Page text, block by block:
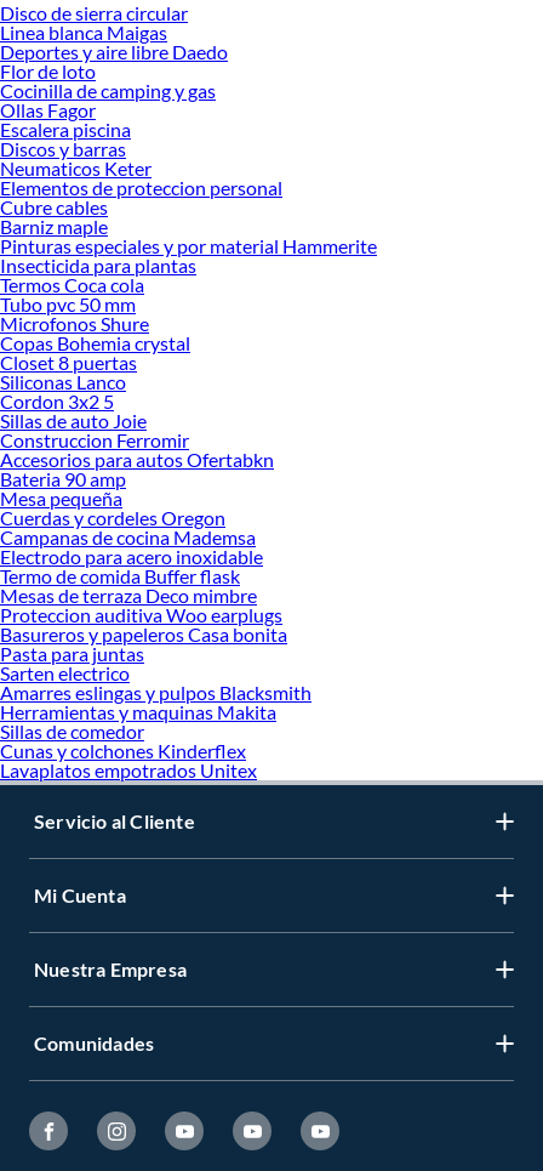
Desde remodelaciones hasta proyectos de decoración, estamos aquí para hacer
tus ideas realidad. ¡Visítanos y encuentra todo lo que tenemos para ofrecerte en
Accesorios de Parrillas!
Explora la variedad de productos de Accesorios de Parrillas en Sodimac
Herramientas, materiales y accesorios de calidad para tus proyectos y
renovación de espacios. ¡Visítanos y descubre todo lo que tenemos para
ofrecerte!
Encuentra una amplia variedad de productos de Accesorios de Parrillas en
Sodimac. Encuentra todo lo necesario para tus proyectos de renovación y
decoración. ¡Visítanos y haz tus ideas realidad!
Disco de sierra circular
Linea blanca Maigas
Deportes y aire libre Daedo
Flor de loto
Cocinilla de camping y gas
Ollas Fagor
Escalera piscina
Discos y barras
Neumaticos Keter
Elementos de proteccion personal
Cubre cables
Barniz maple
Pinturas especiales y por material Hammerite
Insecticida para plantas
Termos Coca cola
Tubo pvc 50 mm
Microfonos Shure
Copas Bohemia crystal
Closet 8 puertas
Siliconas Lanco
Cordon 3x2 5
Sillas de auto Joie
Construccion Ferromir
Accesorios para autos Ofertabkn
Bateria 90 amp
Mesa pequeña
Cuerdas y cordeles Oregon
Campanas de cocina Mademsa
Electrodo para acero inoxidable
Termo de comida Buffer flask
Mesas de terraza Deco mimbre
Proteccion auditiva Woo earplugs
Basureros y papeleros Casa bonita
Pasta para juntas
Sarten electrico
Amarres eslingas y pulpos Blacksmith
Herramientas y maquinas Makita
Sillas de comedor
Cunas y colchones Kinderflex
Lavaplatos empotrados Unitex
Servicio al Cliente
Mi Cuenta
Nuestra Empresa
Comunidades